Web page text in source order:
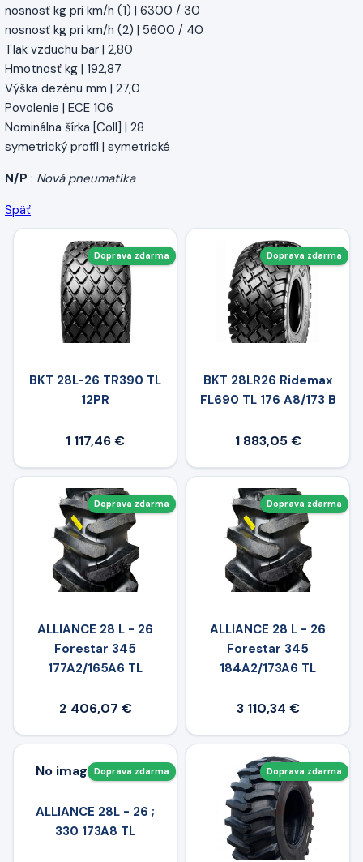
nosnosť kg pri km/h (1) | 6300 / 30
nosnosť kg pri km/h (2) | 5600 / 40
Tlak vzduchu bar | 2,80
Hmotnosť kg | 192,87
Výška dezénu mm | 27,0
Povolenie | ECE 106
Nominálna šírka [Coll] | 28
symetrický profil | symetrické
N/P : Nová pneumatika
Späť
Doprava zdarma
BKT 28L-26 TR390 TL
12PR
1 117,46 €
Doprava zdarma
BKT 28LR26 Ridemax
FL690 TL 176 A8/173 B
1 883,05 €
Doprava zdarma
ALLIANCE 28 L - 26
Forestar 345
177A2/165A6 TL
2 406,07 €
Doprava zdarma
ALLIANCE 28 L - 26
Forestar 345
184A2/173A6 TL
3 110,34 €
No image available
Doprava zdarma
ALLIANCE 28L - 26 ;
330 173A8 TL
Doprava zdarma